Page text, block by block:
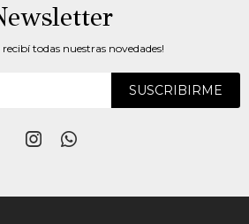
recibí todas nuestras novedades!
SUSCRIBIRME
 